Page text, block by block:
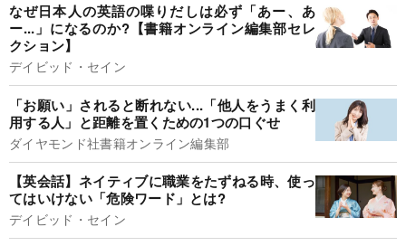
なぜ日本人の英語の喋りだしは必ず「あー、あ
ー...」になるのか?【書籍オンライン編集部セレ
クション】
デイビッド・セイン
「お願い」されると断れない...「他人をうまく利
用する人」と距離を置くための1つの口ぐせ
ダイヤモンド社書籍オンライン編集部
【英会話】ネイティブに職業をたずねる時、使っ
てはいけない「危険ワード」とは?
デイビッド・セイン